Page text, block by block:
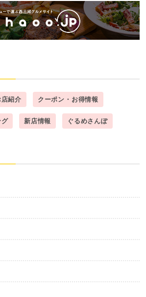
店紹介 クーポン・お得情報
グ 新店情報 ぐるめさんぽ